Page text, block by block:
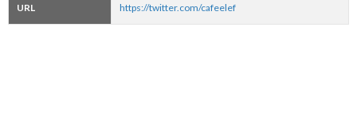
URL https://twitter.com/cafeelef